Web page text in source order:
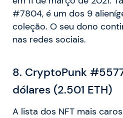
#7804, é um dos 9
coleção. O seu dono
nas redes sociais.
8. CryptoPunk
dólares (2.501 ETH)
A lista dos NFT mais